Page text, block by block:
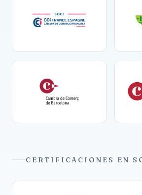
CERTIFICACIONES EN